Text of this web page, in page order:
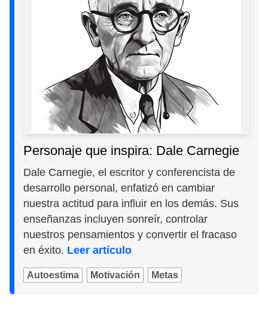
Personaje que inspira: Dale Carnegie
Dale Carnegie, el escritor y conferencista de
desarrollo personal, enfatizó en cambiar
nuestra actitud para influir en los demás. Sus
enseñanzas incluyen sonreír, controlar
nuestros pensamientos y convertir el fracaso
en éxito. Leer artículo
Autoestima Motivación Metas